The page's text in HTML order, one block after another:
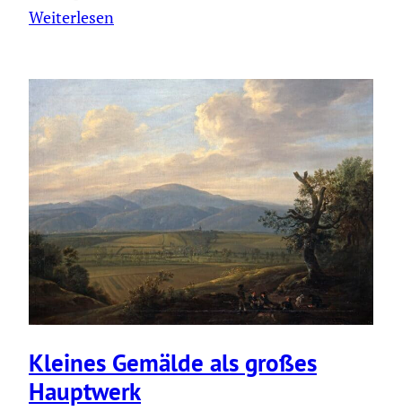
Weiterlesen
Kleines Gemälde als großes
Hauptwerk